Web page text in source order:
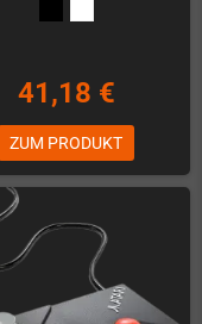
41,18 €
ZUM PRODUKT